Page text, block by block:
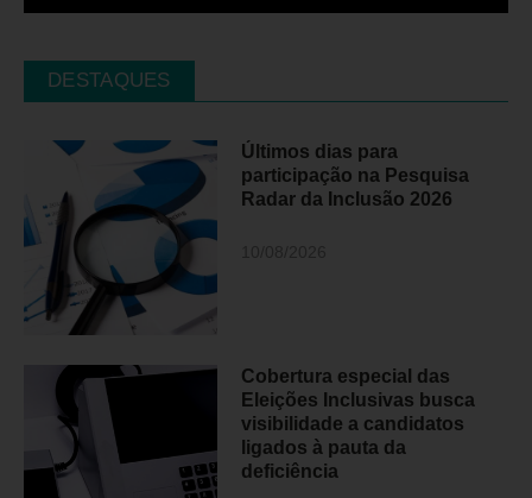
DESTAQUES
Últimos dias para
participação na Pesquisa
Radar da Inclusão 2026
Cobertura especial das
Eleições Inclusivas busca
visibilidade a candidatos
ligados à pauta da
deficiência